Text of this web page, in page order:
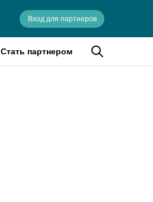
Вход для партнеров
Стать партнером